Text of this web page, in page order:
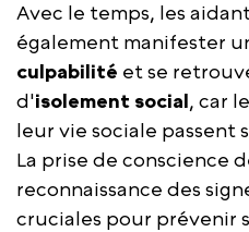
Avec le temps, les
également manifester
culpabilité et se
d'isolement social, car
leur vie sociale passent
La prise de conscience
reconnaissance des
cruciales pour prévenir